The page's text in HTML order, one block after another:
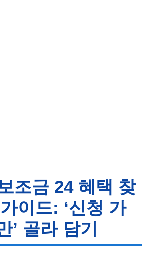
조금 24 혜택 찾
이드: ‘신청 가
’ 골라 담기